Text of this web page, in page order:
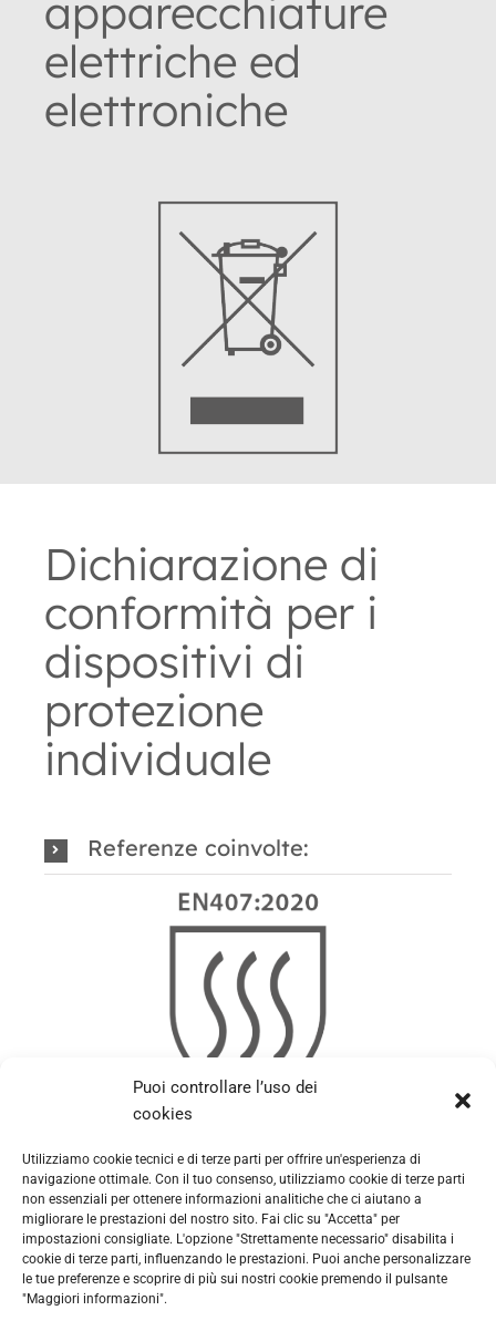
Puoi controllare l’uso dei
cookies
Utilizziamo cookie tecnici e di terze parti per offrire un'esperienza di
navigazione ottimale. Con il tuo consenso, utilizziamo cookie di terze parti
non essenziali per ottenere informazioni analitiche che ci aiutano a
migliorare le prestazioni del nostro sito. Fai clic su "Accetta" per
impostazioni consigliate. L'opzione "Strettamente necessario" disabilita i
cookie di terze parti, influenzando le prestazioni. Puoi anche personalizzare
le tue preferenze e scoprire di più sui nostri cookie premendo il pulsante
"Maggiori informazioni".
apparecchiature
elettriche ed
elettroniche
Dichiarazione di
conformità per i
dispositivi di
protezione
individuale
Referenze coinvolte: